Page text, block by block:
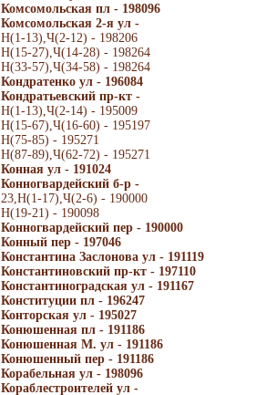
Комсомольская пл - 198096
Комсомольская 2-я ул -
Н(1-13),Ч(2-12) - 198206
Н(15-27),Ч(14-28) - 198264
Н(33-57),Ч(34-58) - 198264
Кондратенко ул - 196084
Кондратьевский пр-кт -
Н(1-13),Ч(2-14) - 195009
Н(15-67),Ч(16-60) - 195197
Н(75-85) - 195271
Н(87-89),Ч(62-72) - 195271
Конная ул - 191024
Конногвардейский б-р -
23,Н(1-17),Ч(2-6) - 190000
Н(19-21) - 190098
Конногвардейский пер - 190000
Конный пер - 197046
Константина Заслонова ул - 191119
Константиновский пр-кт - 197110
Константиноградская ул - 191167
Конституции пл - 196247
Конторская ул - 195027
Конюшенная пл - 191186
Конюшенная М. ул - 191186
Конюшенный пер - 191186
Корабельная ул - 198096
Кораблестроителей ул -